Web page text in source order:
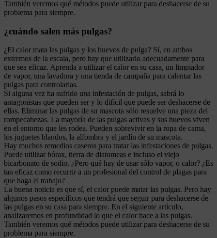
También veremos qué métodos puede utilizar para deshacerse de su
problema para siempre.
¿cuándo salen más pulgas?
¿El calor mata las pulgas y los huevos de pulga? Sí, en ambos
extremos de la escala, pero hay que utilizarlo adecuadamente para
que sea eficaz. Aprenda a utilizar el calor en su casa, un limpiador
de vapor, una lavadora y una tienda de campaña para calentar las
pulgas para controlarlas.
Si alguna vez ha sufrido una infestación de pulgas, sabrá lo
antagonistas que pueden ser y lo difícil que puede ser deshacerse de
ellas. Eliminar las pulgas de su mascota sólo resuelve una pieza del
rompecabezas. La mayoría de las pulgas activas y sus huevos viven
en el entorno que les rodea. Pueden sobrevivir en la ropa de cama,
los juguetes blandos, la alfombra y el jardín de su mascota.
Hay muchos remedios caseros para tratar las infestaciones de pulgas.
Puede utilizar bórax, tierra de diatomeas e incluso el viejo
bicarbonato de sodio. ¿Pero qué hay de usar sólo vapor, o calor? ¿Es
tan eficaz como recurrir a un profesional del control de plagas para
que haga el trabajo?
La buena noticia es que sí, el calor puede matar las pulgas. Pero hay
algunos pasos específicos que tendrá que seguir para deshacerse de
las pulgas en su casa para siempre. En el siguiente artículo,
analizaremos en profundidad lo que el calor hace a las pulgas.
También veremos qué métodos puede utilizar para deshacerse de su
problema para siempre.